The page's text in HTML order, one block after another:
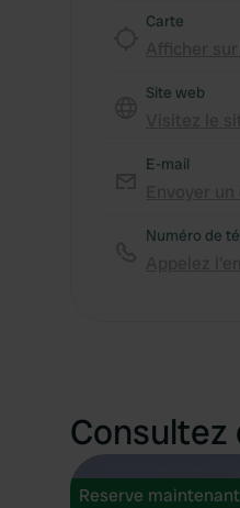
Carte
Site web
E-mail
Numéro de
Consultez
Reserve maintenant